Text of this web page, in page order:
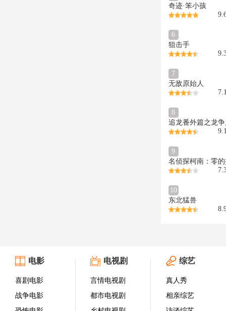
奇迹·笨小孩
6
狙击手
7
无敌原始人
8
追龙番外篇之龙
9
名侦探柯南：零
10
东北猛兽
电影
喜剧电影
战争电影
电视剧
言情电视剧
都市电视剧
综艺
真人秀
相亲综艺